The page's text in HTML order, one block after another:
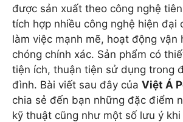
được sản xuất theo công nghệ
tích hợp nhiều công nghệ hiện đại
làm việc mạnh mẽ, hoạt động vận
chóng chính xác. Sản phẩm có
tiện ích, thuận tiện sử dụng trong
đình. Bài viết sau đây của Việt Á
chia sẻ đến bạn những đặc điểm
kỹ thuật cũng như một số lưu ý